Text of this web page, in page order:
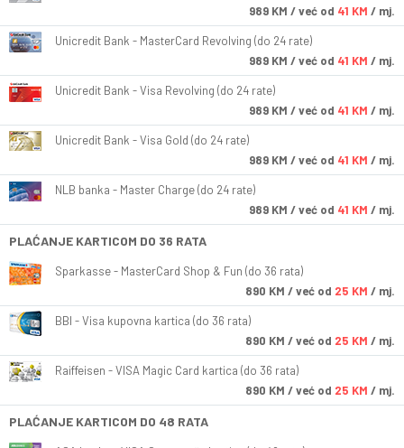
989 KM / već od 41 KM / mj.
Unicredit Bank - MasterCard Revolving (do 24 rate)
989 KM / već od 41 KM / mj.
Unicredit Bank - Visa Revolving (do 24 rate)
989 KM / već od 41 KM / mj.
Unicredit Bank - Visa Gold (do 24 rate)
989 KM / već od 41 KM / mj.
NLB banka - Master Charge (do 24 rate)
989 KM / već od 41 KM / mj.
PLAĆANJE KARTICOM DO 36 RATA
Sparkasse - MasterCard Shop & Fun (do 36 rata)
890 KM / već od 25 KM / mj.
BBI - Visa kupovna kartica (do 36 rata)
890 KM / već od 25 KM / mj.
Raiffeisen - VISA Magic Card kartica (do 36 rata)
890 KM / već od 25 KM / mj.
PLAĆANJE KARTICOM DO 48 RATA